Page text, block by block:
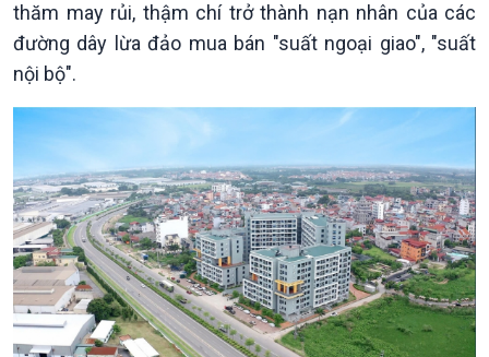
Tin Chính trị
Chính phủ với người dân
Quốc hội với cử tri
Đảng trong cuộc sống
Pháp luật và đời sống
Tin thế giới
Vấn đề quốc tế
Biên cương - Một dải vững
Kinh tế
Nông nghiệp & Biển đảo
thăm may rủi, thậm chí trở thành nạn nhân của các
đường dây lừa đảo mua bán "suất ngoại giao", "suất
nội bộ".